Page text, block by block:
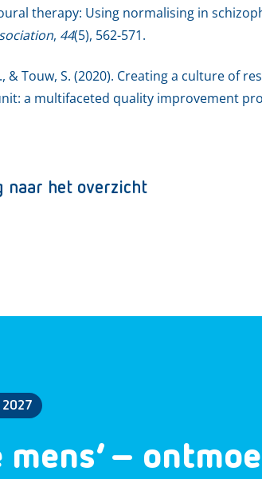
therapy: Using normalising in
, 44(5), 562-571.
& Touw, S. (2020). Creating a culture of
a multifaceted quality improvement
naar het overzicht
2027
mens’ –